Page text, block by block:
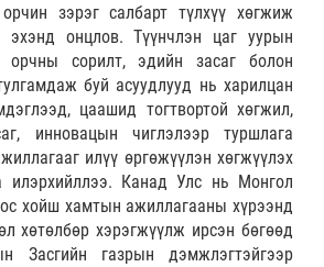
зэрэг салбарт түлхүү хөгжиж
эхэнд онцлов. Түүнчлэн цаг уурын
орчны сорилт, эдийн засаг болон
буй асуудлууд нь харилцан
цаашид тогтвортой хөгжил,
инновацын чиглэлээр туршлага
илүү өргөжүүлэн хөгжүүлэх
илэрхийллээ. Канад Улс нь Монгол
хойш хамтын ажиллагааны хүрээнд
хөтөлбөр хэрэгжүүлж ирсэн бөгөөд
Засгийн газрын дэмжлэгтэйгээр